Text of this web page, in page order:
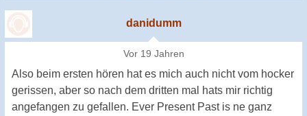
danidumm
Vor 19 Jahren
Also beim ersten hören hat es mich auch nicht vom hocker
gerissen, aber so nach dem dritten mal hats mir richtig
angefangen zu gefallen. Ever Present Past is ne ganz